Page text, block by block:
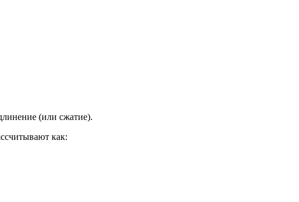
(или сжатие).
как: